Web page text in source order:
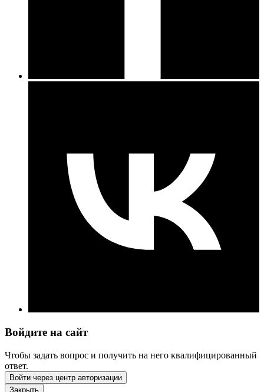
Войдите на сайт
Чтобы задать вопрос и получить на него квалифицированный
ответ.
Войти через центр авторизации
Закрыть